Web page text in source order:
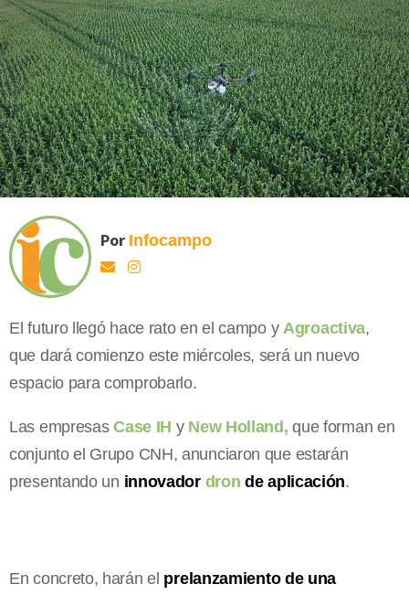
Por Infocampo
El futuro llegó hace rato en el campo y Agroactiva,
que dará comienzo este miércoles, será un nuevo
espacio para comprobarlo.
Las empresasCase IH y New Holland,que forman en
conjunto el Grupo CNH, anunciaron que estarán
presentando un innovador dron de aplicación.
En concreto, harán el prelanzamiento de una